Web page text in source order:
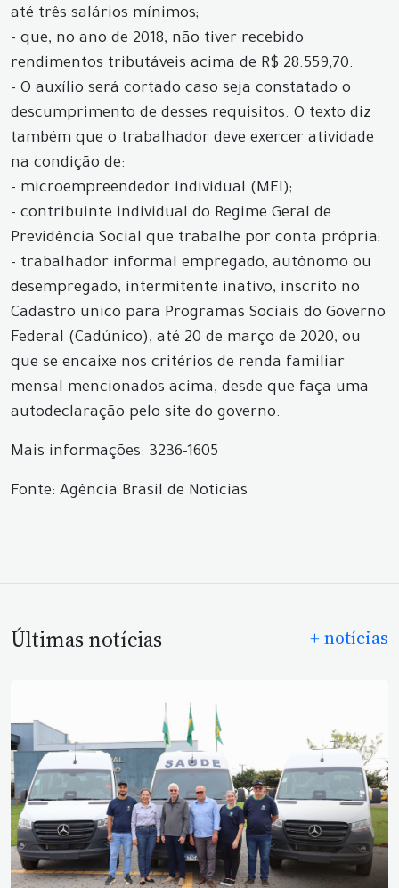
até três salários mínimos;
- que, no ano de 2018, não tiver recebido
rendimentos tributáveis acima de R$ 28.559,70.
- O auxílio será cortado caso seja constatado o
descumprimento de desses requisitos. O texto diz
também que o trabalhador deve exercer atividade
na condição de:
- microempreendedor individual (MEI);
- contribuinte individual do Regime Geral de
Previdência Social que trabalhe por conta própria;
- trabalhador informal empregado, autônomo ou
desempregado, intermitente inativo, inscrito no
Cadastro único para Programas Sociais do Governo
Federal (Cadúnico), até 20 de março de 2020, ou
que se encaixe nos critérios de renda familiar
mensal mencionados acima, desde que faça uma
autodeclaração pelo site do governo.
Mais informações: 3236-1605
Fonte: Agência Brasil de Noticias
Últimas notícias + notícias